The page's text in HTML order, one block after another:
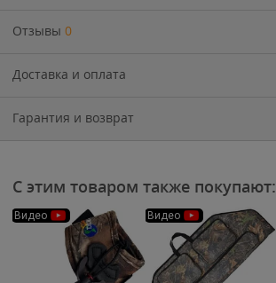
Отзывы 0
Доставка и оплата
Гарантия и возврат
С этим товаром также покупают:
Видео Видео